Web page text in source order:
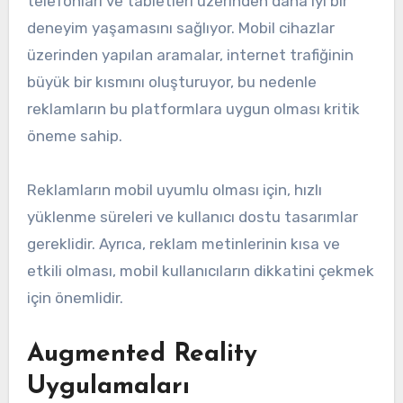
deneyim yaşamasını sağlıyor. Mobil cihazlar
üzerinden yapılan aramalar, internet trafiğinin
büyük bir kısmını oluşturuyor, bu nedenle
reklamların bu platformlara uygun olması kritik
öneme sahip.
Reklamların mobil uyumlu olması için, hızlı
yüklenme süreleri ve kullanıcı dostu tasarımlar
gereklidir. Ayrıca, reklam metinlerinin kısa ve
etkili olması, mobil kullanıcıların dikkatini çekmek
için önemlidir.
Augmented Reality
Uygulamaları